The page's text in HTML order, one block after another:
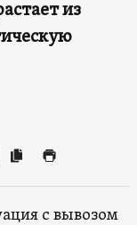
из
с вывозом